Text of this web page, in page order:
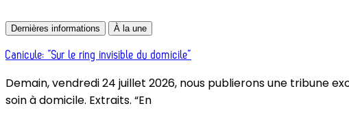
Dernières informations À la une
Canicule: “Sur le ring invisible du domicile”
Demain, vendredi 24 juillet 2026, nous publierons une tribune
soin à domicile. Extraits. “En